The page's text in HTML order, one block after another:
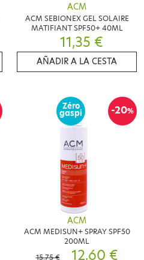
ACM
ACM SEBIONEX GEL SOLAIRE
MATIFIANT SPF50+ 40ML
11,35 €
AÑADIR A LA CESTA
-20%
Zéro
gaspi
ACM
ACM MEDISUN+ SPRAY SPF50
200ML
15,75 €
12,60 €